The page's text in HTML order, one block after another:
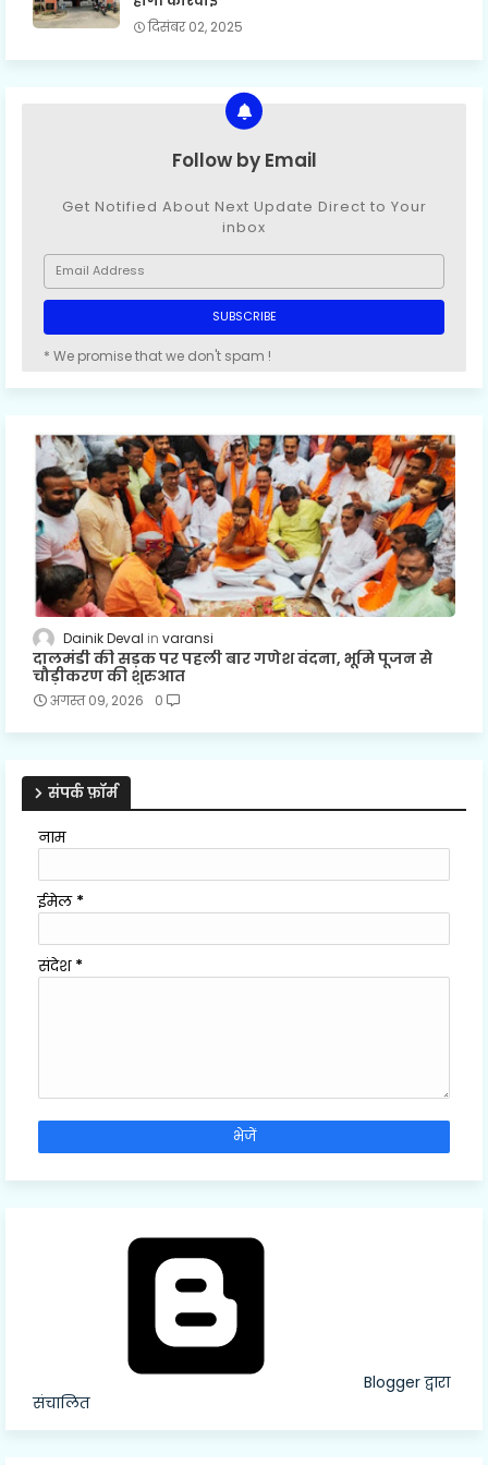
दिसंबर 02, 2025
Follow by Email
Get Notified About Next Update Direct to Your
inbox
* We promise that we don't spam !
Dainik Deval varansi
दालमंडी की सड़क पर पहली बार गणेश वंदना, भूमि पूजन से
चौड़ीकरण की शुरुआत
अगस्त 09, 2026 0
संपर्क फ़ॉर्म
नाम
ईमेल *
संदेश *
Blogger द्वारा
संचालित